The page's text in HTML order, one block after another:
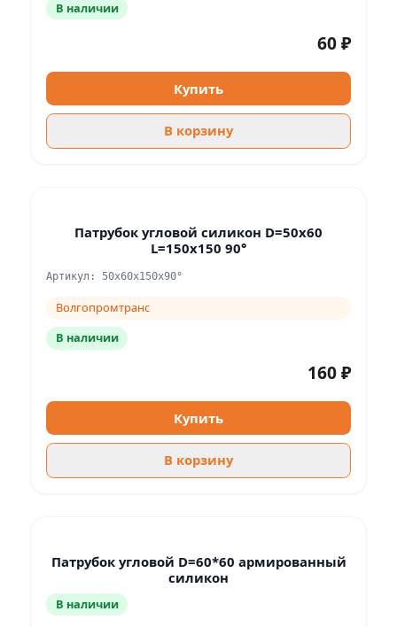
В наличии
60 ₽
Купить
В корзину
Патрубок угловой силикон D=50x60
L=150x150 90°
Артикул: 50x60x150x90°
Волгопромтранс
В наличии
160 ₽
Купить
В корзину
Патрубок угловой D=60*60 армированный
силикон
В наличии